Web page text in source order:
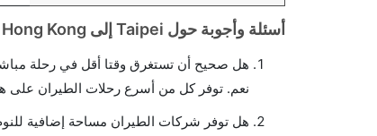
أسئلة وأجوبة حول Taipei إلى Hong Kong الرحلات الجوية
هل صحيح أن تستغرق وقتا أقل في رحلة
نعم. توفر كل من أسرع رحلات الطيران على
هل توفر شركات الطيران مساحة إضافية